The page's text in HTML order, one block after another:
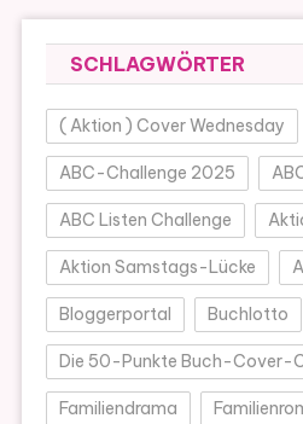
SCHLAGWÖRTER
( Aktion ) Cover Wednesday
ABC-Challenge 2025
ABC Listen Challenge
Aktion Samstags-Lücke
Bloggerportal Buchlotto
Die 50-Punkte Buch-Cover-
Familiendrama